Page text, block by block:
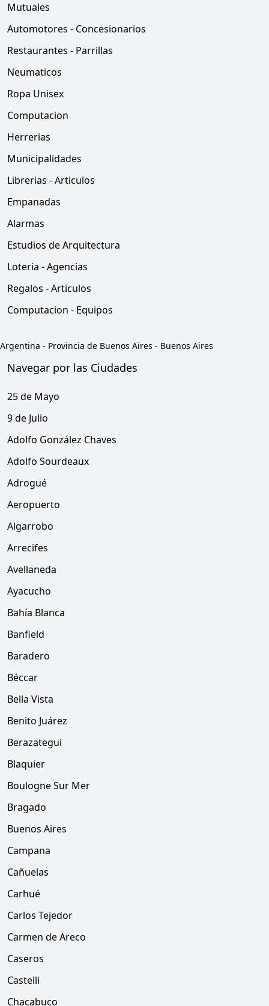
Mutuales
Automotores - Concesionarios
Restaurantes - Parrillas
Neumaticos
Ropa Unisex
Computacion
Herrerias
Municipalidades
Librerias - Articulos
Empanadas
Alarmas
Estudios de Arquitectura
Loteria - Agencias
Regalos - Articulos
Computacion - Equipos
Argentina - Provincia de Buenos Aires - Buenos Aires
Navegar por las Ciudades
25 de Mayo
9 de Julio
Adolfo González Chaves
Adolfo Sourdeaux
Adrogué
Aeropuerto
Algarrobo
Arrecifes
Avellaneda
Ayacucho
Bahía Blanca
Banfield
Baradero
Béccar
Bella Vista
Benito Juárez
Berazategui
Blaquier
Boulogne Sur Mer
Bragado
Buenos Aires
Campana
Cañuelas
Carhué
Carlos Tejedor
Carmen de Areco
Caseros
Castelli
Chacabuco